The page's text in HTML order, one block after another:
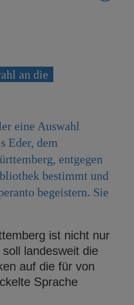
an die
eine Auswahl
Eder, dem
entgegen
bestimmt und
begeistern. Sie
ist nicht nur
landesweit die
auf die für von
Sprache